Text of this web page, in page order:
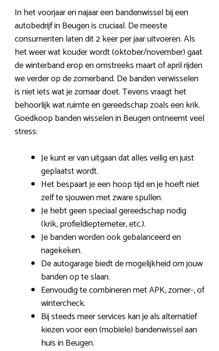
In het voorjaar en najaar een bandenwissel bij een
autobedrijf in Beugen is cruciaal. De meeste
consumenten laten dit 2 keer per jaar uitvoeren. Als
het weer wat kouder wordt (oktober/november) gaat
de winterband erop en omstreeks maart of april rijden
we verder op de zomerband. De banden verwisselen
is niet iets wat je zomaar doet. Tevens vraagt het
behoorlijk wat ruimte en gereedschap zoals een krik.
Goedkoop banden wisselen in Beugen ontneemt veel
stress:
Je kunt er van uitgaan dat alles veilig en juist
geplaatst wordt.
Het bespaart je een hoop tijd en je hoeft niet
zelf te sjouwen met zware spullen.
Je hebt geen speciaal gereedschap nodig
(krik, profieldieptemeter, etc.).
Je banden worden ook gebalanceerd en
nagekeken.
De autogarage biedt de mogelijkheid om jouw
banden op te slaan.
Eenvoudig te combineren met APK, zomer-, of
wintercheck.
Bij steeds meer services kan je als alternatief
kiezen voor een (mobiele) bandenwissel aan
huis in Beugen.